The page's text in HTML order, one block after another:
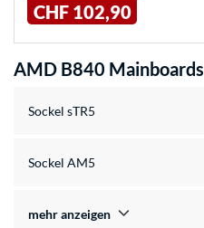
CHF 102,90
AMD B840 Mainboards
Sockel sTR5
Sockel AM5
mehr anzeigen